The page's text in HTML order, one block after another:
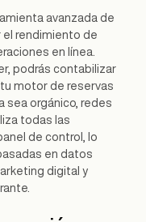
avanzada de
el rendimiento de
en línea.
podrás contabilizar
motor de reservas
sea orgánico, redes
todas las
de control, lo
en datos
digital y